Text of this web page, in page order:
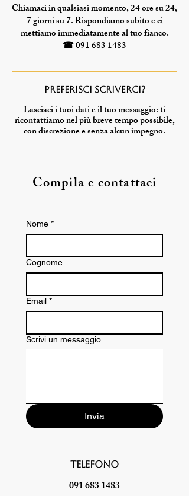
Chiamaci in qualsiasi momento, 24 ore su 24,
7 giorni su 7. Rispondiamo subito e ci
mettiamo immediatamente al tuo fianco.
☎ 091 683 1483
Preferisci scriverci?
Lasciaci i tuoi dati e il tuo messaggio: ti
ricontattiamo nel più breve tempo possibile,
con discrezione e senza alcun impegno.
Compila e contattaci
Nome *
Cognome
Email *
Scrivi un messaggio
Invia
Telefono
091 683 1483